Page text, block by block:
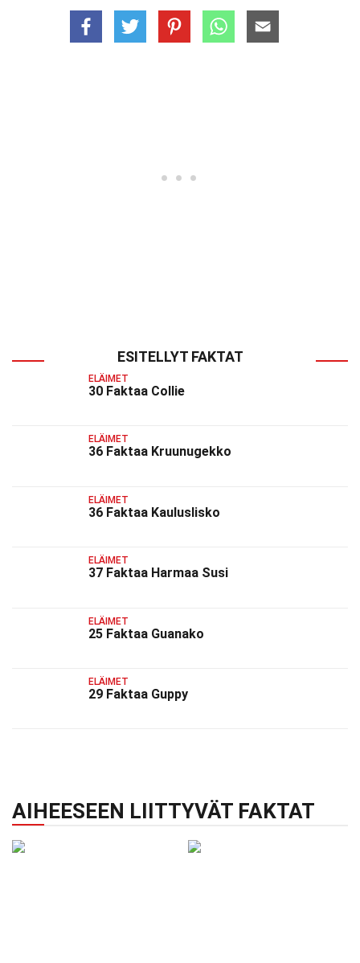
ESITELLYT FAKTAT
ELÄIMET
30 Faktaa Collie
ELÄIMET
36 Faktaa Kruunugekko
ELÄIMET
36 Faktaa Kauluslisko
ELÄIMET
37 Faktaa Harmaa Susi
ELÄIMET
25 Faktaa Guanako
ELÄIMET
29 Faktaa Guppy
AIHEESEEN LIITTYVÄT FAKTAT